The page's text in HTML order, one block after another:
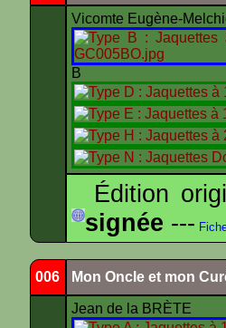
Vicomte Eugène-
B
Édition
signée ---
006 Mon Oncle et mon
Jean de la BRÈTE